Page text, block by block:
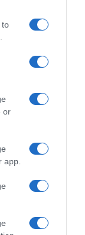
to
or
app.
μετά
της
Σωτήρος
του Παναμά
του
με